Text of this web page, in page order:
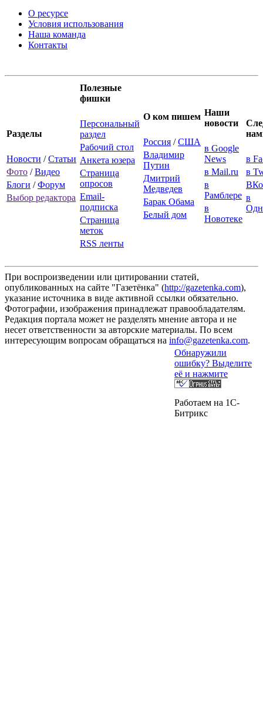
О ресурсе
Условия использования
Наша команда
Контакты
Разделы
Новости /Статьи
Фото /Видео
Блоги /Форум
Выбор редактора
Полезные
фишки
Персональный
раздел
Рабочий стол
Анкета юзера
Страница
опросов
Email-
подписка
Страница
меток
RSS ленты
О ком пишем
Россия /США
Владимир
Путин
Дмитрий
Медведев
Барак Обама
Белый дом
Наши
новости
в Google
News
в Mail.ru
в
Рамблере
в
Новотеке
в
в
в
При воспроизведении или цитировании статей,
опубликованных на сайте "Газетёнка" (http://gazetenka.com),
указание источника в виде активной ссылки обязательно.
Фотографии, изображения принадлежат правообладателям.
Редакция портала может не разделять мнение автора и не
несет ответственности за авторские материалы. По всем
интересующим вопросам обращаться на info@gazetenka.com.
Обнаружили
ошибку? Выделите
её и нажмите
Работаем на 1C-
Битрикс